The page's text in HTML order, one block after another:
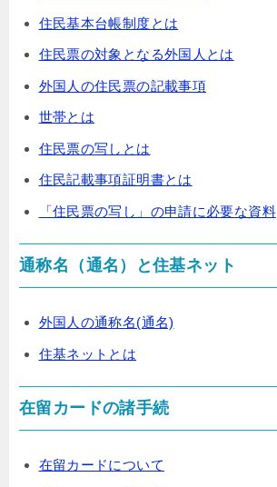
住民基本台帳制度とは
住民票の対象となる外国人とは
外国人の住民票の記載事項
世帯とは
住民票の写しとは
住民記載事項証明書とは
「住民票の写し」の申請に必要な資料
通称名（通名）と住基ネット
外国人の通称名(通名)
住基ネットとは
在留カードの諸手続
在留カードについて